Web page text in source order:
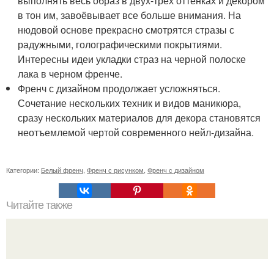
в тон им, завоёвывает все больше внимания. На
нюдовой основе прекрасно смотрятся стразы с
радужными, голографическими покрытиями.
Интересны идеи укладки страз на черной полоске
лака в черном френче.
Френч с дизайном продолжает усложняться.
Сочетание нескольких техник и видов маникюра,
сразу нескольких материалов для декора становятся
неотъемлемой чертой современного нейл-дизайна.
Категории: Белый френч, Френч с рисунком, Френч с дизайном
Читайте также